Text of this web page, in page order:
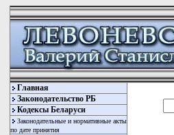
Главная
Законодательство РБ
Кодексы Беларуси
Законодательные и нормативные акты
по дате принятия